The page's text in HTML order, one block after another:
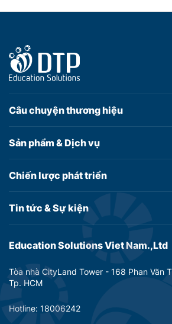
Education Solutions Viet Nam.,Ltd
Tòa nhà CityLand Tower - 168 Phan Văn
Tp. HCM
Hotline: 18006242
Câu chuyệnthương hiệu
Sản phẩm &Dịch vụ
Chiến lược phát triển
Tin tức &Sự kiện